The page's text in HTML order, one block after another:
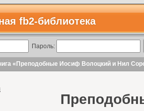
fb2-библиотека
Пароль:
«Преподобные Иосиф Волоцкий и Нил